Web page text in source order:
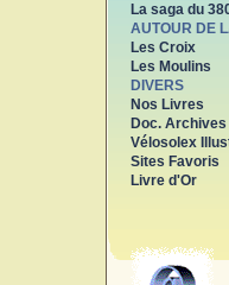
La saga du
AUTOUR DE
Les Croix
Les Moulins
DIVERS
Nos Livres
Doc. Archives
Vélosolex
Sites Favoris
Livre d'Or